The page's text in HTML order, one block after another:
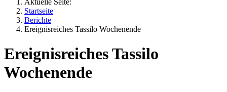
Aktuelle Seite:
Startseite
Berichte
Ereignisreiches Tassilo Wochenende
Ereignisreiches Tassilo
Wochenende